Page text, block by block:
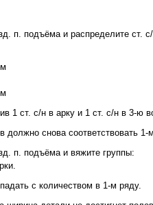
п. подъёма и распределите ст.
1 ст. с/н в арку и 1 ст. с/н в 3-ю
должно снова соответствовать
п. подъёма и вяжите группы:
с количеством в 1-м ряду.